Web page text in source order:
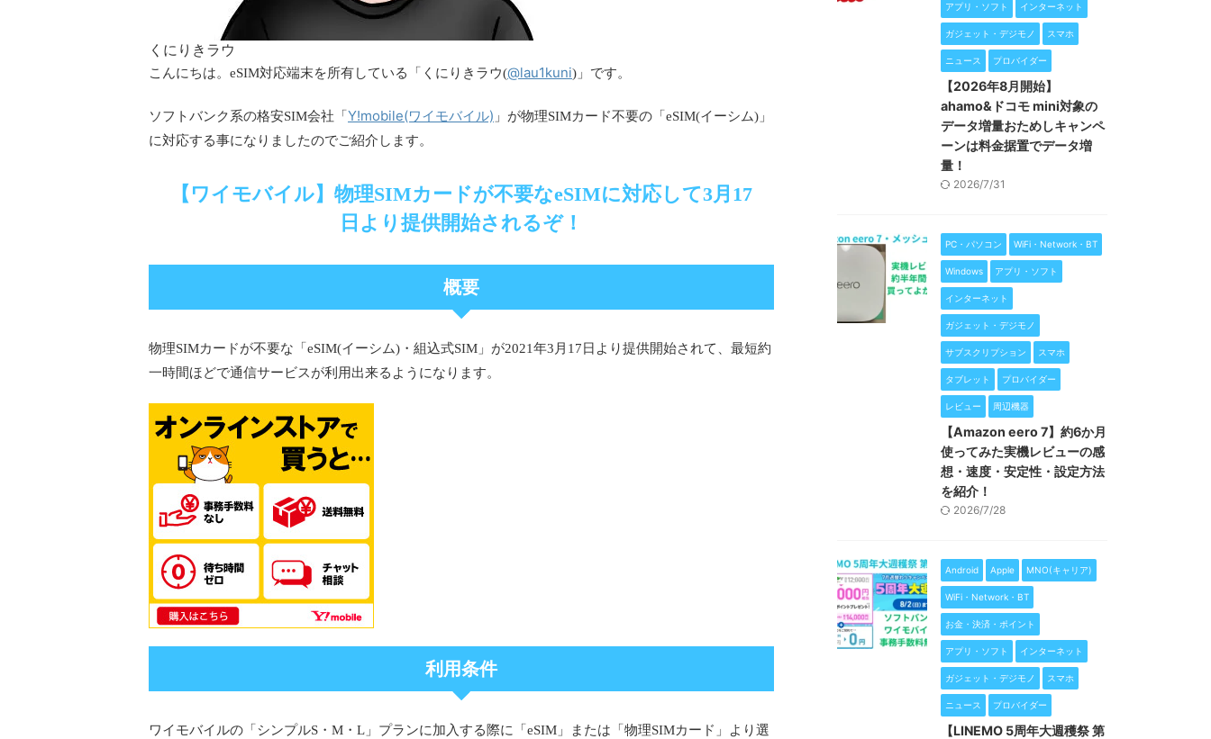
くにりきラウ
こんにちは。eSIM対応端末を所有している「くにりきラウ(@lau1kuni)」です。
ソフトバンク系の格安SIM会社「 Y!mobile(ワイモバイル) 」が物理SIMカード不要の「eSIM(イーシム)」
に対応する事になりましたのでご紹介します。
【ワイモバイル】物理SIMカードが不要なeSIMに対応して3月17
日より提供開始されるぞ！
概要
物理SIMカードが不要な「eSIM(イーシム)・組込式SIM」が2021年3月17日より提供開始されて、最短約
一時間ほどで通信サービスが利用出来るようになります。
利用条件
ワイモバイルの「シンプルS・M・L」プランに加入する際に「eSIM」または「物理SIMカード」より選
アプリ・ソフト インターネット
ガジェット・デジモノ スマホ
ニュース プロバイダー
【2026年8月開始】
ahamo&ドコモ mini対象の
データ増量おためしキャンペ
ーンは料金据置でデータ増
量！
2026/7/31
PC・パソコン WiFi・Network・BT
Windows アプリ・ソフト
インターネット
ガジェット・デジモノ
サブスクリプション スマホ
タブレット プロバイダー
レビュー 周辺機器
【Amazon eero 7】約6か月
使ってみた実機レビューの感
想・速度・安定性・設定方法
を紹介！
2026/7/28
Android Apple MNO(キャリア)
WiFi・Network・BT
お金・決済・ポイント
アプリ・ソフト インターネット
ガジェット・デジモノ スマホ
ニュース プロバイダー
【LINEMO 5周年大週穫祭 第